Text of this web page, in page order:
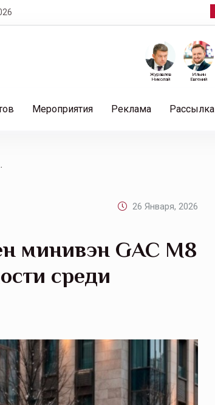
Ильин
Евгений
Журавлев
Николай
Мероприятия Реклама Рассылка
китайских брендов
26 Января, 2026
минивэн GAC M8
среди